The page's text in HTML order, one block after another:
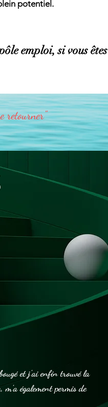
potentiel.
emploi, si vous êtes
retourner"
et son
un nouveau projet
côté au cours de mon
un nouveau chemin
et j'ai enfin trouvé la
m'a également permis de